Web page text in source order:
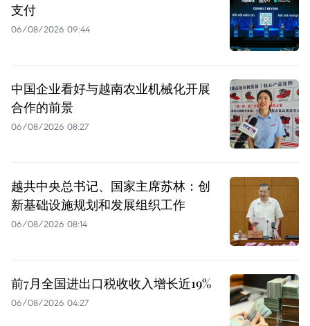
支付
06/08/2026 09:44
中国企业看好与越南农业机械化开展
合作的前景
06/08/2026 08:27
越共中央总书记、国家主席苏林：创
新基础设施规划和发展组织工作
06/08/2026 08:14
前7月全国进出口税收收入增长近19%
06/08/2026 04:27